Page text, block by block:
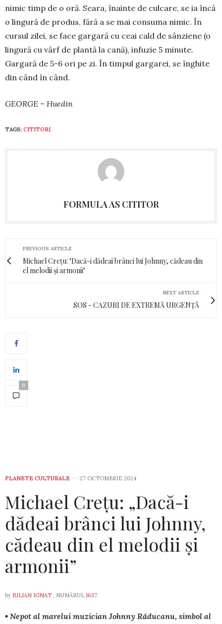
nimic timp de o oră. Seara, înainte de cul­care, se ia încă
o lingură de produs, fără a se mai consu­ma nimic. În
cursul zilei, se face gargară cu ceai cald de sânziene (o
lingură cu vârf de plantă la cană), infu­zie 5 minute.
Gargară de 5-6 ori pe zi. În timpul gar­garei, se înghite
din când în când.
GEORGE – Huedin
TAGS: CITITORI
FORMULA AS CITITOR
PREVIOUS ARTICLE
Michael Crețu: "Dacă-i dădeai brânci lui Johnny, cădeau din
el melodii și armonii"
NEXT ARTICLE
SOS - CAZURI DE EXTREMĂ URGENȚĂ
0
PLANETE CULTURALE 27 OCTOMBRIE 2024
Michael Crețu: „Dacă-i
dădeai brânci lui Johnny,
cădeau din el melodii și
armonii”
by IULIAN IGNAT , NUMĂRUL 1637
• Nepot al marelui muzician Johnny Răducanu, simbol al